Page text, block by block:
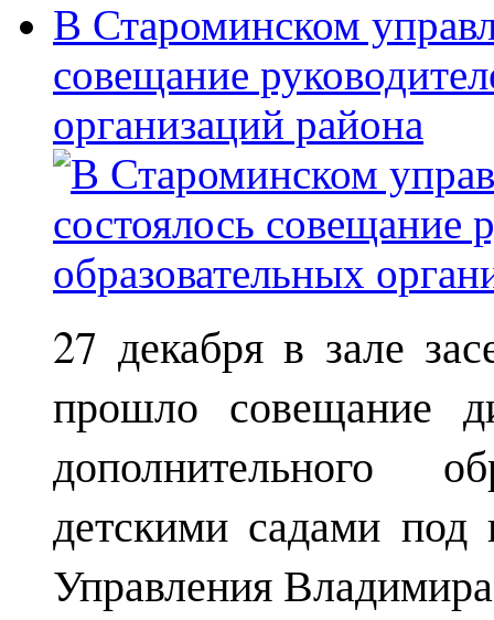
В Староминском
совещание
организаций района
27 декабря в зале
прошло совещание
дополнительного
детскими садами под
Управления